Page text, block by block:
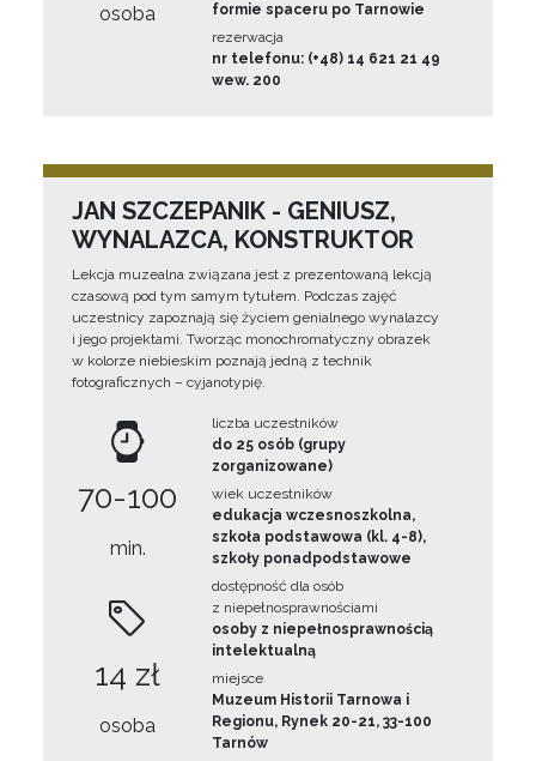
osoba
formie spaceru po Tarnowie
rezerwacja
nr telefonu: (+48) 14 621 21 49
wew. 200
JAN SZCZEPANIK - GENIUSZ,
WYNALAZCA, KONSTRUKTOR
Lekcja muzealna związana jest z prezentowaną lekcją
czasową pod tym samym tytułem. Podczas zajęć
uczestnicy zapoznają się życiem genialnego wynalazcy
i jego projektami. Tworząc monochromatyczny obrazek
w kolorze niebieskim poznają jedną z technik
fotograficznych – cyjanotypię.
70-100
min.
14 zł
osoba
liczba uczestników
do 25 osób (grupy
zorganizowane)
wiek uczestników
edukacja wczesnoszkolna,
szkoła podstawowa (kl. 4-8),
szkoły ponadpodstawowe
dostępność dla osób
z niepełnosprawnościami
osoby z niepełnosprawnością
intelektualną
miejsce
Muzeum Historii Tarnowa i
Regionu, Rynek 20-21, 33-100
Tarnów